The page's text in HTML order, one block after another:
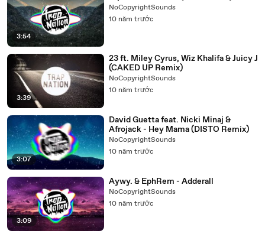
3:54
NoCopyrightSounds
10 năm trước
3:39
23 ft. Miley Cyrus, Wiz Khalifa & Juicy J
(CAKED UP Remix)
NoCopyrightSounds
10 năm trước
3:07
David Guetta feat. Nicki Minaj &
Afrojack - Hey Mama (DISTO Remix)
NoCopyrightSounds
10 năm trước
3:09
Aywy. & EphRem - Adderall
NoCopyrightSounds
10 năm trước